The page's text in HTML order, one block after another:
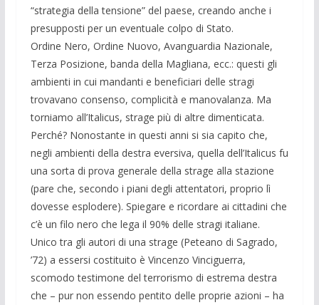
“strategia della tensione” del paese, creando anche i
presupposti per un eventuale colpo di Stato.
Ordine Nero, Ordine Nuovo, Avanguardia Nazionale,
Terza Posizione, banda della Magliana, ecc.: questi gli
ambienti in cui mandanti e beneficiari delle stragi
trovavano consenso, complicità e manovalanza. Ma
torniamo all’Italicus, strage più di altre dimenticata.
Perché? Nonostante in questi anni si sia capito che,
negli ambienti della destra eversiva, quella dell’Italicus fu
una sorta di prova generale della strage alla stazione
(pare che, secondo i piani degli attentatori, proprio lì
dovesse esplodere). Spiegare e ricordare ai cittadini che
c’è un filo nero che lega il 90% delle stragi italiane.
Unico tra gli autori di una strage (Peteano di Sagrado,
’72) a essersi costituito è Vincenzo Vinciguerra,
scomodo testimone del terrorismo di estrema destra
che – pur non essendo pentito delle proprie azioni – ha